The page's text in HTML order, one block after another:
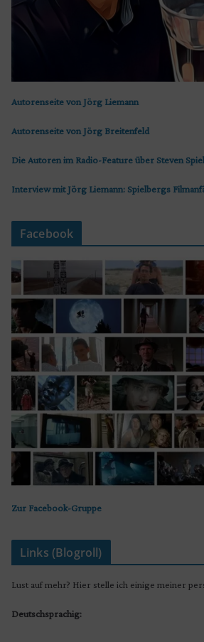
Autorenseite von Jörg Liemann
Autorenseite von Jörg Breitenfeld
Die Autoren im Radio-Feature über Steven
Interview mit Jörg Liemann: Spielbergs
Facebook
Zur Facebook-Gruppe
Links (Blogroll)
Lust auf mehr? Hier stelle ich einige meiner
Deutschsprachig: